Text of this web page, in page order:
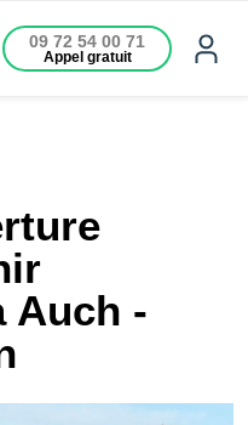
09 72 54 00 71
Appel gratuit
Auch -